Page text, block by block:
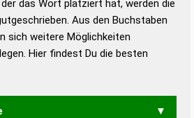
Deutsch
Duden – Die deutsche Grammatik
Duden – Deutsches
das Wort platziert hat, werden die
Aus den Buchstaben
sich weitere Möglichkeiten
Hier findest Du die besten